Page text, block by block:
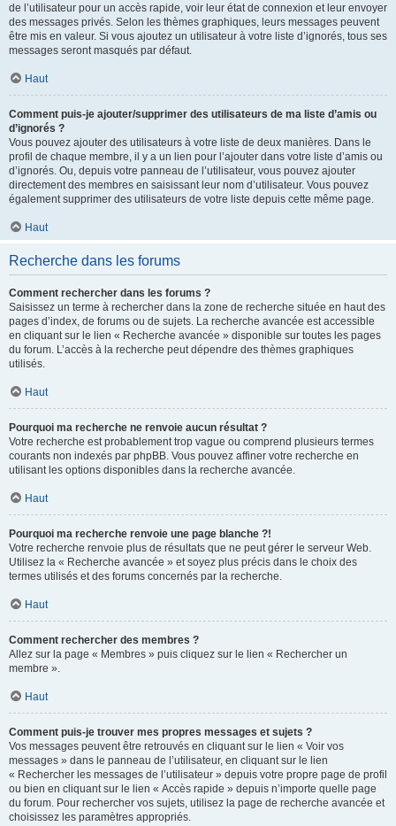
de l’utilisateur pour un accès rapide, voir leur état de connexion et leur envoyer
des messages privés. Selon les thèmes graphiques, leurs messages peuvent
être mis en valeur. Si vous ajoutez un utilisateur à votre liste d’ignorés, tous ses
messages seront masqués par défaut.
Haut
Comment puis-je ajouter/supprimer des utilisateurs de ma liste d’amis ou
d’ignorés ?
Vous pouvez ajouter des utilisateurs à votre liste de deux manières. Dans le
profil de chaque membre, il y a un lien pour l’ajouter dans votre liste d’amis ou
d’ignorés. Ou, depuis votre panneau de l’utilisateur, vous pouvez ajouter
directement des membres en saisissant leur nom d’utilisateur. Vous pouvez
également supprimer des utilisateurs de votre liste depuis cette même page.
Haut
Recherche dans les forums
Comment rechercher dans les forums ?
Saisissez un terme à rechercher dans la zone de recherche située en haut des
pages d’index, de forums ou de sujets. La recherche avancée est accessible
en cliquant sur le lien « Recherche avancée » disponible sur toutes les pages
du forum. L’accès à la recherche peut dépendre des thèmes graphiques
utilisés.
Haut
Pourquoi ma recherche ne renvoie aucun résultat ?
Votre recherche est probablement trop vague ou comprend plusieurs termes
courants non indexés par phpBB. Vous pouvez affiner votre recherche en
utilisant les options disponibles dans la recherche avancée.
Haut
Pourquoi ma recherche renvoie une page blanche ?!
Votre recherche renvoie plus de résultats que ne peut gérer le serveur Web.
Utilisez la « Recherche avancée » et soyez plus précis dans le choix des
termes utilisés et des forums concernés par la recherche.
Haut
Comment rechercher des membres ?
Allez sur la page « Membres » puis cliquez sur le lien « Rechercher un
membre ».
Haut
Comment puis-je trouver mes propres messages et sujets ?
Vos messages peuvent être retrouvés en cliquant sur le lien « Voir vos
messages » dans le panneau de l’utilisateur, en cliquant sur le lien
« Rechercher les messages de l’utilisateur » depuis votre propre page de profil
ou bien en cliquant sur le lien « Accès rapide » depuis n’importe quelle page
du forum. Pour rechercher vos sujets, utilisez la page de recherche avancée et
choisissez les paramètres appropriés.